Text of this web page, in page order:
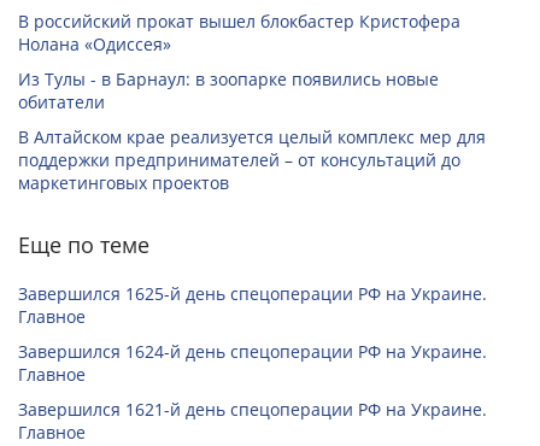
В российский прокат вышел блокбастер Кристофера
Нолана «Одиссея»
Из Тулы - в Барнаул: в зоопарке появились новые
обитатели
В Алтайском крае реализуется целый комплекс мер для
поддержки предпринимателей – от консультаций до
маркетинговых проектов
Еще по теме
Завершился 1625-й день спецоперации РФ на Украине.
Главное
Завершился 1624-й день спецоперации РФ на Украине.
Главное
Завершился 1621-й день спецоперации РФ на Украине.
Главное